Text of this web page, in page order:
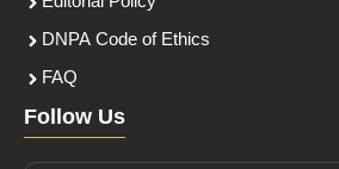
DNPA Code of Ethics
FAQ
Follow Us